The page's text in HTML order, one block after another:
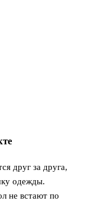
друг за друга,
одежды.
не встают по